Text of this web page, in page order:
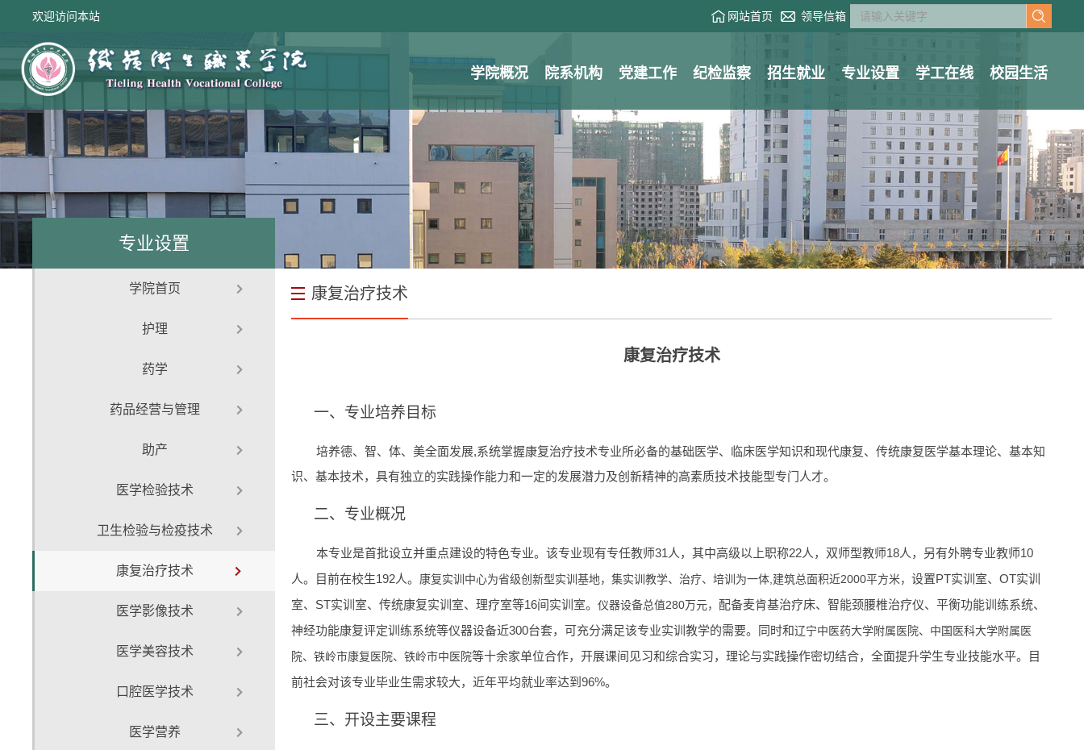
欢迎访问本站 网站首页 领导信箱
学院概况 院系机构 党建工作 纪检监察 招生就业 专业设置 学工在线 校园生活
专业设置
学院首页
护理
药学
药品经营与管理
助产
医学检验技术
卫生检验与检疫技术
康复治疗技术
医学影像技术
医学美容技术
口腔医学技术
医学营养
康复治疗技术
康复治疗技术
一、专业培养目标
培养德、智、体、美全面发展,系统掌握康复治疗技术专业所必备的基础医学、临床医学知识和现代康复、 传统康复医学基本理论、基本知
识、基本技术，具有独立的实践操作能力和一定的发展潜力及创新精神的高素质技术技能型专门 人才。
二、专业概况
本专业是首批设立并重点建设的特色专业。该专业现有专任教师31人，其中高级以上职称22人，双师型教师18人， 另有外聘专业教师10
人。
目前在校生192人。 康复实训中心为省级创新型实训基地，集实训教学、治疗、培训为一体 ,建筑总面积近2000平方米， 设置PT实训室、OT实训
室、ST实训室、传统康复实训室、理疗室等16间实训室。 仪器设备总值280万元， 配备麦肯基治疗床、智能颈腰椎治疗仪、平衡功能训练系统、
神经功能康复评定训练系统等仪器设备近300台套，可充分满足该专业实训 教学的需要。 同时和辽宁中医药大学附属医院、 中国医科大学附属医
院、 铁岭市康复医院、铁岭市中医院等十余家单位合作，开展课间见习和综合实习，理论与实践操作密切结合，全面提升学生专业技能水平。目
前社会对该专业毕业生需求较大，近年平均就业率达到 96%。
三、开设主要课程